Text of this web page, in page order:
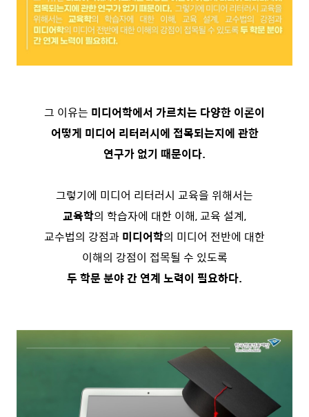
그 이유는 미디어학에서 가르치는 다양한 이론이
어떻게 미디어 리터러시에 접목되는지에 관한
연구가 없기 때문이다.
그렇기에 미디어 리터러시 교육을 위해서는
교육학의 학습자에 대한 이해, 교육 설계,
교수법의 강점과 미디어학의 미디어 전반에 대한
이해의 강점이 접목될 수 있도록
두 학문 분야 간 연계 노력이 필요하다.